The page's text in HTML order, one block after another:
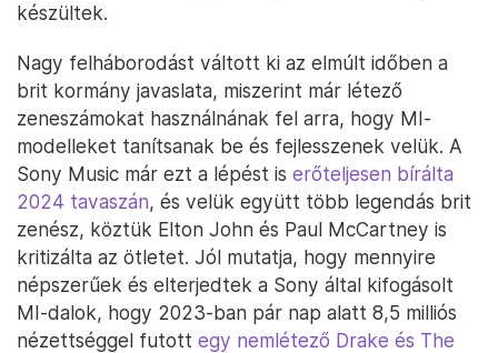
készültek.
Nagy felháborodást váltott ki az elmúlt időben a
brit kormány javaslata, miszerint már létező
zeneszámokat használnának fel arra, hogy MI-
modelleket tanítsanak be és fejlesszenek velük. A
Sony Music már ezt a lépést is erőteljesen bírálta
2024 tavaszán, és velük együtt több legendás brit
zenész, köztük Elton John és Paul McCartney is
kritizálta az ötletet. Jól mutatja, hogy mennyire
népszerűek és elterjedtek a Sony által kifogásolt
MI-dalok, hogy 2023-ban pár nap alatt 8,5 milliós
nézettséggel futott egy nemlétező Drake és The